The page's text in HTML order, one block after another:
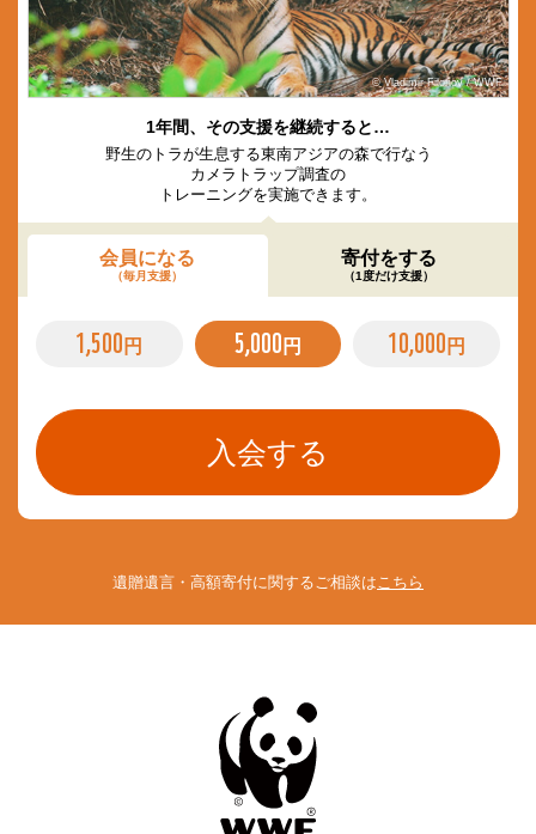
© Vladimir Filonov / WWF
1年間、その支援を継続すると…
野生のトラが生息する東南アジアの森で行なう
カメラトラップ調査の
トレーニングを実施できます。
会員になる
（毎月支援）
寄付をする
（1度だけ支援）
1,500 円 5,000 円 10,000 円
遺贈遺言・高額寄付に関するご相談は こちら